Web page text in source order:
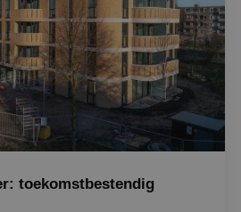
toekomstbestendig